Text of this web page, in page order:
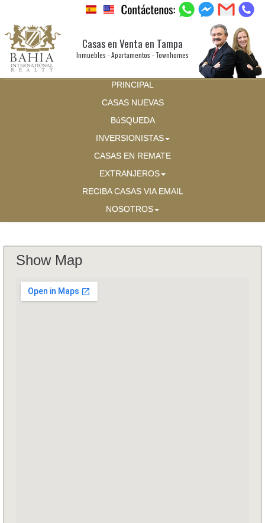
Casas en Venta en Tampa
Inmuebles - Apartamentos - Townhomes
PRINCIPAL
CASAS NUEVAS
BúSQUEDA
INVERSIONISTAS
CASAS EN REMATE
EXTRANJEROS
RECIBA CASAS VIA EMAIL
NOSOTROS
Show Map